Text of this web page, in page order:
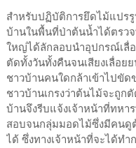
สำหรับปฏิบัติการยึดไม้แปร
บ้านในพื้นที่ป่าต้นน้ำได้ตรว
ใหญ่ได้ลักลอบนำอุปกรณ์เลื่
ตัดทั้งวันทั้งคืนจนเสียงเลื่อ
ชาวบ้านคนใดกล้าเข้าไปขัด
ชาวบ้านเกรงว่าต้นไม้จะถู
บ้านจึงรีบแจ้งเจ้าหน้าที่ทหา
สอบจนกลุ่มมอดไม้ซึ่งมีคนดู
ได้ ซึ่งทางเจ้าหน้าที่จะได้ท